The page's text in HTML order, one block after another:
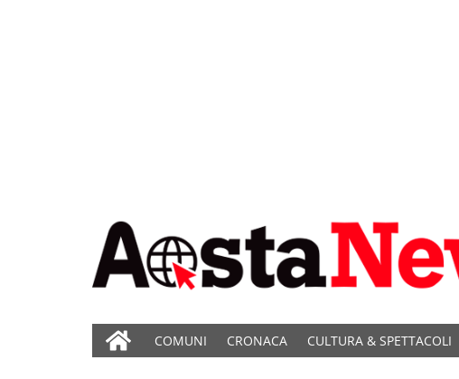
COMUNI CRONACA CULTURA & SPETTACOLI